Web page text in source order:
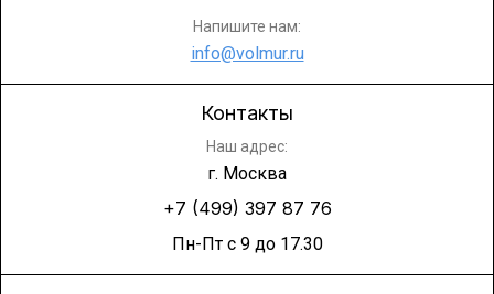
Напишите нам:
info@volmur.ru
Контакты
Наш адрес:
г. Москва
+7 (499) 397 87 76
Пн-Пт с 9 до 17.30